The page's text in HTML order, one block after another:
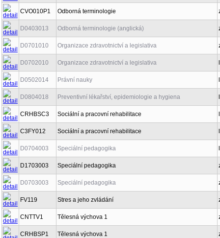
CVO010P1 Odborná terminologie
D0403013 Odborná terminologie (anglická)
D0701010 Organizace zdravotnictví a legislativa
D0702010 Organizace zdravotnictví a legislativa
D0502014 Právní nauky
D0804018 Preventivní lékařství, epidemiologie a hygiena
CRHBSC3 Sociální a pracovní rehabilitace
C3FY012 Sociální a pracovní rehabilitace
D0704003 Speciální pedagogika
D1703003 Speciální pedagogika
D0703003 Speciální pedagogika
FV119 Stres a jeho zvládání
CNTTV1 Tělesná výchova 1
CRHBSP1 Tělesná výchova 1